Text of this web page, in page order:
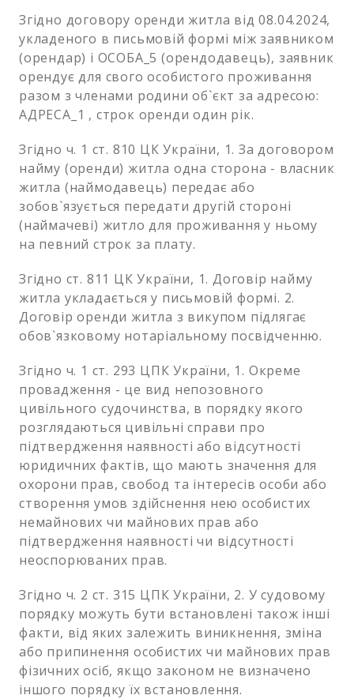
Згідно договору оренди житла від 08.04.2024,
укладеного в письмовій формі між заявником
(орендар) і ОСОБА_5 (орендодавець), заявник
орендує для свого особистого проживання
разом з членами родини об`єкт за адресою:
АДРЕСА_1 , строк оренди один рік.
Згідно ч. 1 ст. 810 ЦК України, 1. За договором
найму (оренди) житла одна сторона - власник
житла (наймодавець) передає або
зобов`язується передати другій стороні
(наймачеві) житло для проживання у ньому
на певний строк за плату.
Згідно ст. 811 ЦК України, 1. Договір найму
житла укладається у письмовій формі. 2.
Договір оренди житла з викупом підлягає
обов`язковому нотаріальному посвідченню.
Згідно ч. 1 ст. 293 ЦПК України, 1. Окреме
провадження - це вид непозовного
цивільного судочинства, в порядку якого
розглядаються цивільні справи про
підтвердження наявності або відсутності
юридичних фактів, що мають значення для
охорони прав, свобод та інтересів особи або
створення умов здійснення нею особистих
немайнових чи майнових прав або
підтвердження наявності чи відсутності
неоспорюваних прав.
Згідно ч. 2 ст. 315 ЦПК України, 2. У судовому
порядку можуть бути встановлені також інші
факти, від яких залежить виникнення, зміна
або припинення особистих чи майнових прав
фізичних осіб, якщо законом не визначено
іншого порядку їх встановлення.